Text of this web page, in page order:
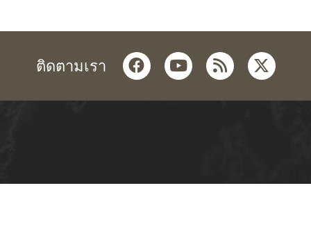
ติดตามเรา facebookyoutube
rss twitter